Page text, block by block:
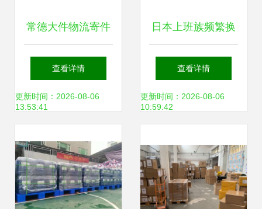
常德大件物流寄件
指南 如何安全、快
捷、丢损必赔的运
查看详情
更新时间：2026-08-06
13:53:41
日本上班族频繁换
外套的文化与物流
包装服务的智慧
查看详情
更新时间：2026-08-06
10:59:42